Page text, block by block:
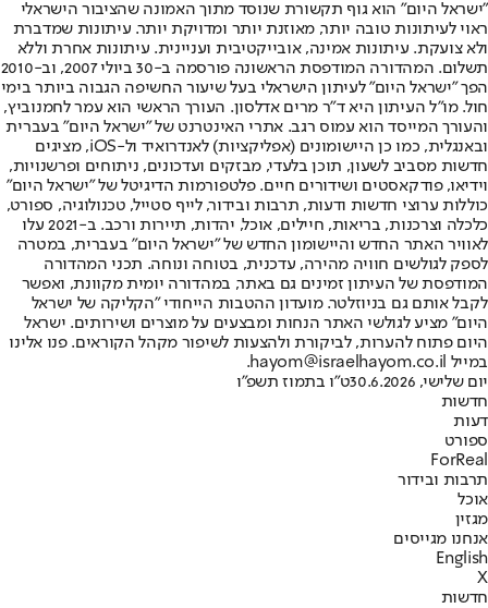
"ישראל היום" הוא גוף תקשורת שנוסד מתוך האמונה שהציבור הישראלי
ראוי לעיתונות טובה יותר, מאוזנת יותר ומדויקת יותר. עיתונות שמדברת
ולא צועקת. עיתונות אמינה, אובייקטיבית ועניינית. עיתונות אחרת וללא
תשלום. המהדורה המודפסת הראשונה פורסמה ב-30 ביולי 2007, וב-2010
הפך "ישראל היום" לעיתון הישראלי בעל שיעור החשיפה הגבוה ביותר בימי
חול. מו"ל העיתון היא ד"ר מרים אדלסון. העורך הראשי הוא עמר לחמנוביץ,
והעורך המייסד הוא עמוס רגב. אתרי האינטרנט של "ישראל היום" בעברית
ובאנגלית, כמו כן היישומונים (אפליקציות) לאנדרואיד ול-iOS, מציגים
חדשות מסביב לשעון, תוכן בלעדי, מבזקים ועדכונים, ניתוחים ופרשנויות,
וידיאו, פודקאסטים ושידורים חיים. פלטפורמות הדיגיטל של "ישראל היום"
כוללות ערוצי חדשות ודעות, תרבות ובידור, לייף סטייל, טכנולוגיה, ספורט,
כלכלה וצרכנות, בריאות, חיילים, אוכל, יהדות, תיירות ורכב. ב-2021 עלו
לאוויר האתר החדש והיישומון החדש של "ישראל היום" בעברית, במטרה
לספק לגולשים חוויה מהירה, עדכנית, בטוחה ונוחה. תכני המהדורה
המודפסת של העיתון זמינים גם באתר, במהדורה יומית מקוונת, ואפשר
לקבל אותם גם בניוזלטר. מועדון ההטבות הייחודי "הקליקה של ישראל
היום" מציע לגולשי האתר הנחות ומבצעים על מוצרים ושירותים. ישראל
היום פתוח להערות, לביקורת ולהצעות לשיפור מקהל הקוראים. פנו אלינו
במייל hayom@israelhayom.co.il.
יום שלישי, 30.6.2026
ט"ו בתמוז תשפ"ו
חדשות
דעות
ספורט
ForReal
תרבות ובידור
אוכל
מגזין
אנחנו מגייסים
English
X
חדשות